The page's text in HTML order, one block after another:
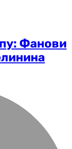
Фанови